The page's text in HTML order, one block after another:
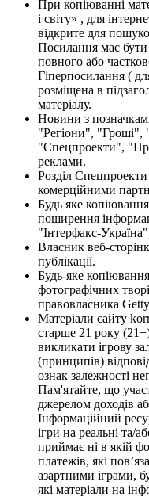
При копіюванні
і світу» , для
відкрите для
Посилання має бути
повного або
Гіперпосилання (
розміщена в
матеріалу.
Новини з
"Регіони",
"Спецпроекти",
реклами.
Розділ
комерційними
Будь яке
поширення
"Інтерфакс-
Власник веб-
публікації.
Будь-яке
фотографічних
правовласника
Матеріали сайту
старше 21 року
викликати ігрову
(принципів)
ознак залежності
Пам'ятайте, що
джерелом доходів
Інформаційний
ігри на реальні та/
приймає ні в якій
платежів, які
азартними іграми,
які матеріали на